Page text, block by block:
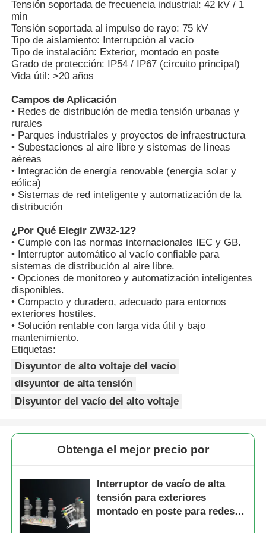
VR Show
Sobre nosotros
Visita a la fábrica
Control de Calidad
Contacto
Todos los casos
Solicitar una cotización
Dispositivos de interrupción de voltaje medio
Dispositivos de conmutación de baja tensión
Interruptor blindado aislado en gas (GIS)
Interruptor seccionador con aislamiento sólido
Interruptor Principal en Anillo
Tensión soportada de frecuencia industrial: 42 kV / 1
min
Tensión soportada al impulso de rayo: 75 kV
Tipo de aislamiento: Interrupción al vacío
Tipo de instalación: Exterior, montado en poste
Grado de protección: IP54 / IP67 (circuito principal)
Vida útil: >20 años
Campos de Aplicación
• Redes de distribución de media tensión urbanas y
rurales
• Parques industriales y proyectos de infraestructura
• Subestaciones al aire libre y sistemas de líneas
aéreas
• Integración de energía renovable (energía solar y
eólica)
• Sistemas de red inteligente y automatización de la
distribución
¿Por Qué Elegir ZW32-12?
• Cumple con las normas internacionales IEC y GB.
• Interruptor automático al vacío confiable para
sistemas de distribución al aire libre.
• Opciones de monitoreo y automatización inteligentes
disponibles.
• Compacto y duradero, adecuado para entornos
exteriores hostiles.
• Solución rentable con larga vida útil y bajo
mantenimiento.
Etiquetas:
Disyuntor de alto voltaje del vacío
disyuntor de alta tensión
Disyuntor del vacío del alto voltaje
Obtenga el mejor precio por
Interruptor de vacío de alta
tensión para exteriores
montado en poste para redes